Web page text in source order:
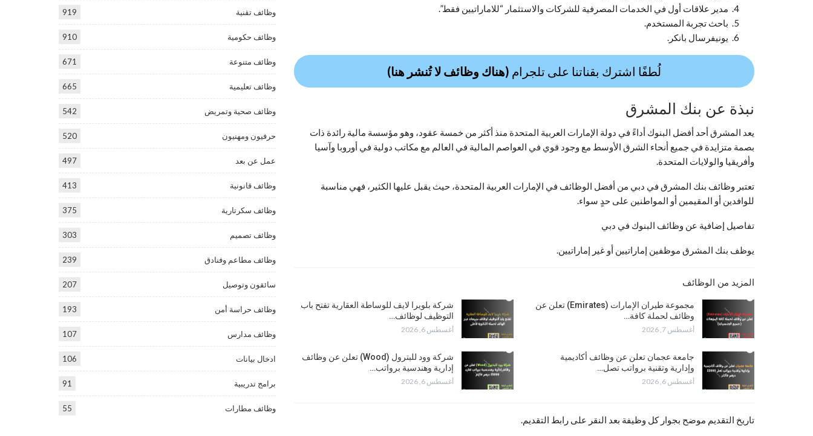
مدير علاقات أول في الخدمات المصرفية للشركات والاستثمار “للاماراتيين فقط”.
باحث تجربة المستخدم.
يونيفرسال بانكر.
لُطفًا اشترك بقناتنا على تلجرام (هناك وظائف لا تُنشر هنا)
نبذة عن بنك المشرق
يعد المشرق أحد أفضل البنوك أداءً في دولة الإمارات العربية المتحدة منذ أكثر من خمسة عقود، وهو مؤسسة مالية رائدة ذات
بصمة متزايدة في جميع أنحاء الشرق الأوسط مع وجود قوي في العواصم المالية في العالم مع مكاتب دولية في أوروبا وآسيا
وأفريقيا والولايات المتحدة.
تعتبر وظائف بنك المشرق في دبي من أفضل الوظائف في الإمارات العربية المتحدة، حيث يقبل عليها الكثير، فهي مناسبة
للوافدين أو المقيمين أو المواطنين على حدٍ سواء.
تفاصيل إضافية عن وظائف البنوك في دبي
يوظف بنك المشرق موظفين إماراتيين أو غير إماراتيين.
المزيد من الوظائف
مجموعة طيران الإمارات (Emirates) تعلن عن
وظائف لحملة كافة…
أغسطس 7, 2026
شركة بلويرا لايف للوساطة العقارية تفتح باب
التوظيف لوظائف…
أغسطس 6, 2026
جامعة عجمان تعلن عن وظائف أكاديمية
وإدارية وتقنية برواتب تصل…
أغسطس 6, 2026
شركة وود للبترول (Wood) تعلن عن وظائف
إدارية وهندسية برواتب…
أغسطس 6, 2026
تاريخ التقديم موضح بجوار كل وظيفة بعد النقر على رابط التقديم.
وظائف تقنية 919
وظائف حكومية 910
وظائف متنوعة 671
وظائف تعليمية 665
وظائف صحية وتمريض 542
حرفيون ومهنيون 520
عمل عن بعد 497
وظائف قانونية 413
وظائف سكرتارية 375
وظائف تصميم 303
وظائف مطاعم وفنادق 239
سائقون وتوصيل 207
وظائف حراسة أمن 193
وظائف مدارس 107
ادخال بيانات 106
برامج تدريبية 91
وظائف مطارات 55